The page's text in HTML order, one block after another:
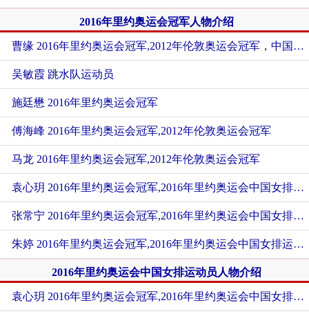
2016年里约奥运会冠军人物介绍
曹缘 2016年里约奥运会冠军,2012年伦敦奥运会冠军，中国男子跳水队运动员
吴敏霞 跳水队运动员
施廷懋 2016年里约奥运会冠军
傅海峰 2016年里约奥运会冠军,2012年伦敦奥运会冠军
马龙 2016年里约奥运会冠军,2012年伦敦奥运会冠军
袁心玥 2016年里约奥运会冠军,2016年里约奥运会中国女排运动员
张常宁 2016年里约奥运会冠军,2016年里约奥运会中国女排运动员
朱婷 2016年里约奥运会冠军,2016年里约奥运会中国女排运动员
2016年里约奥运会中国女排运动员人物介绍
袁心玥 2016年里约奥运会冠军,2016年里约奥运会中国女排运动员